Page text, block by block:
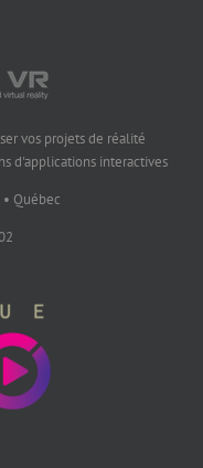
vos projets de réalité
d'applications interactives
Québec